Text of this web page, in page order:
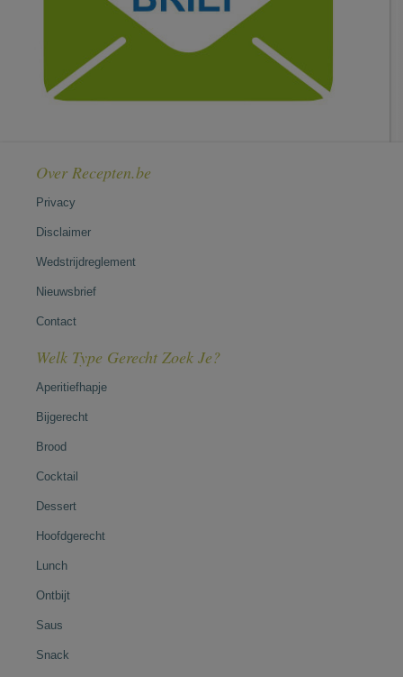
Over Recepten.be
Privacy
Disclaimer
Wedstrijdreglement
Nieuwsbrief
Contact
Welk Type Gerecht Zoek Je?
Aperitiefhapje
Bijgerecht
Brood
Cocktail
Dessert
Hoofdgerecht
Lunch
Ontbijt
Saus
Snack